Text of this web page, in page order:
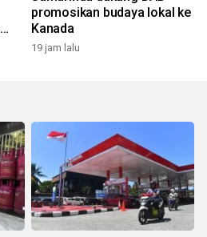
promosikan budaya lokal ke
Kanada
19 jam lalu